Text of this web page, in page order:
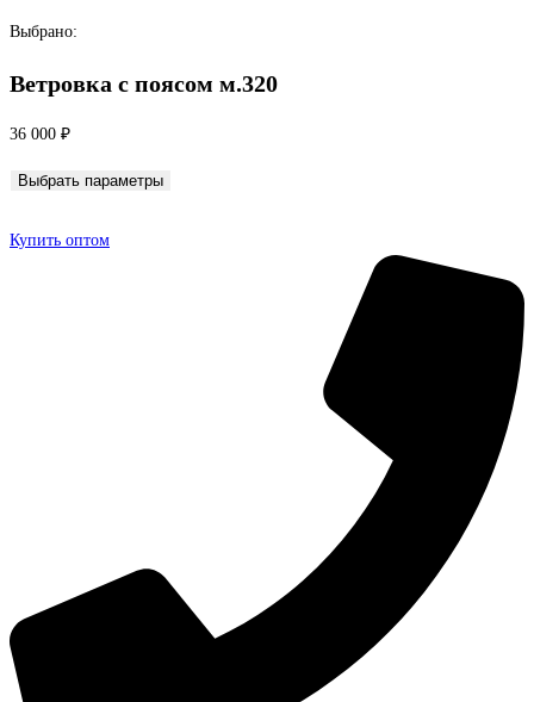
Перейти
содержимому
Выбрано:
Ветровка с поясом м.320
36 000 ₽
Выбрать параметры
Купить оптом